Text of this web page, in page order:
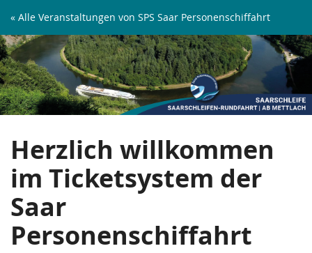
Zum
Inhalt
springen
« Alle Veranstaltungen von SPS Saar Personenschiffahrt
Saarschleifen-
Rundfahrt
|
ab
Mettlach
Herzlich willkommen
im Ticketsystem der
Saar
Personenschiffahrt